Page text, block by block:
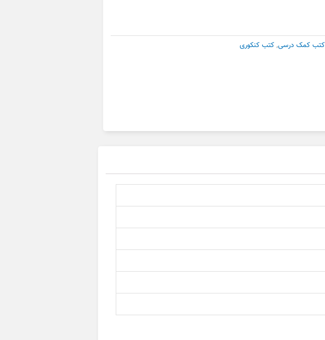
کتب کمک درسی, کتب کنکوری